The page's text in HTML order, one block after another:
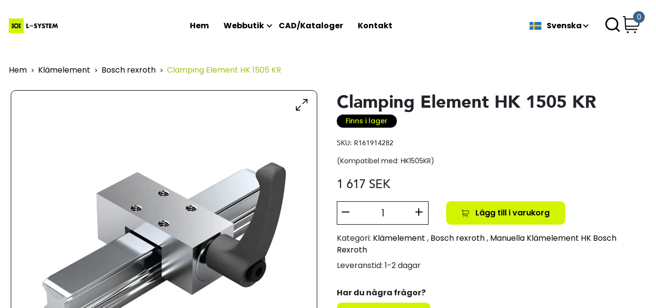
Hem Webbutik CAD/Kataloger Kontakt Svenska
0
Hem Klämelement Bosch rexroth Clamping Element HK 1505 KR
Clamping Element HK 1505 KR
Finns i lager
SKU: R161914282
(Kompatibel med: HK1505KR)
1 617 SEK
Lägg till i varukorg
Kategori: Klämelement , Bosch rexroth, Manuella Klämelement HK Bosch
Rexroth
Leveranstid: 1-2 dagar
Har du några frågor?